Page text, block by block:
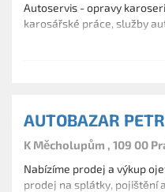
Autoservis - opravy
karosářské práce, služby
AUTOBAZAR
K Měcholupům , 109 00
Nabízíme prodej a výkup
prodej na splátky, pojištění